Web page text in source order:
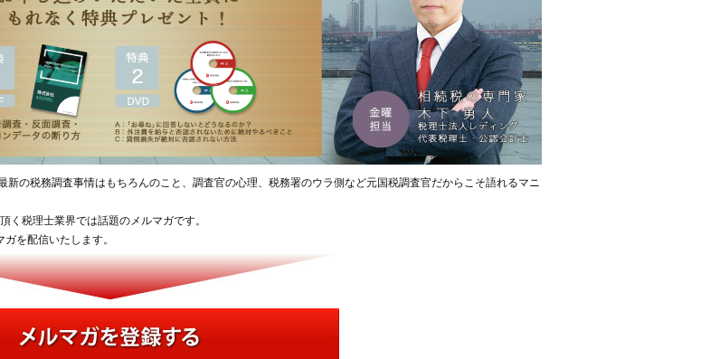
の税務調査事情はもちろんのこと、調査官の心理、税務署のウラ側など元国税調査官だからこそ語れるマニ
く税理士業界では話題のメルマガです。
を配信いたします。